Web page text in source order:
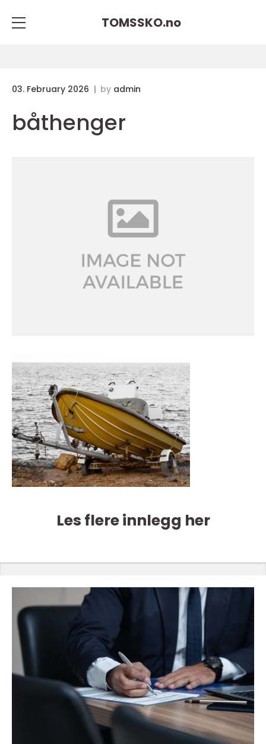
TOMSSKO.no
03. February 2026 by admin
båthenger
Les flere innlegg her